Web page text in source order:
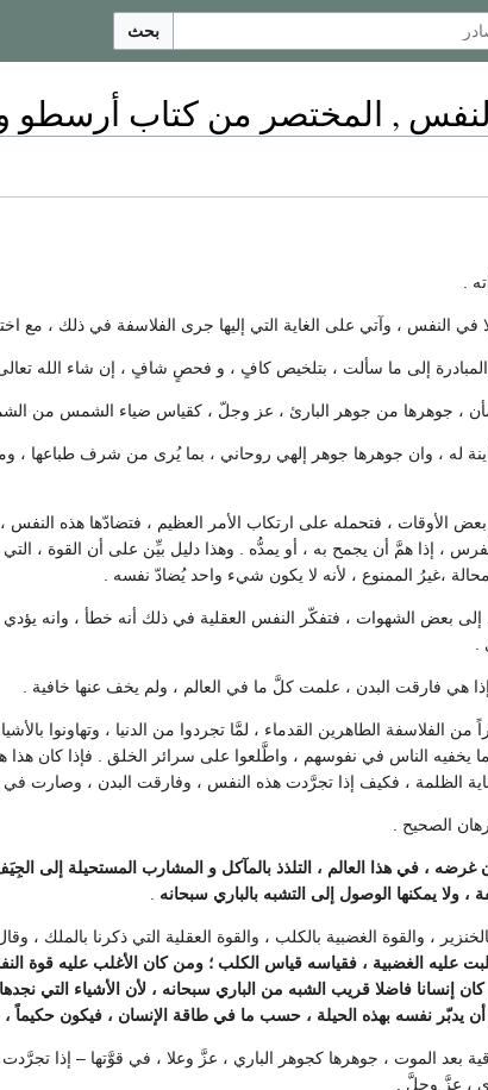
بحث
, المختصر من كتاب أرسطو
.
النفس ، وآتي على الغاية التي إليها جرى الفلاسفة في ذلك ، مع
إلى ما سألت ، بتلخيص كافٍ ، و فحصٍ شافٍ ، إن شاء الله تعالى
، جوهرها من جوهر البارئ ، عز وجلّ ، كقياس ضياء الشمس من
له ، وان جوهرها جوهر إلهي روحاني ، بما يُرى من شرف طباعها ،
الأوقات ، فتحمله على ارتكاب الأمر العظيم ، فتضادّها هذه
، إذا همَّ أن يجمح به ، أو يمدُّه . وهذا دليل بيِّن على أن القوة ،
،غيرُ الممنوع ، لأنه لا يكون شيء واحد يُضادّ نفسه .
إلى بعض الشهوات ، فتفكّر النفس العقلية في ذلك أنه خطأ ، وانه يؤدي
هي فارقت البدن ، علمت كلَّ ما في العالم ، ولم يخف عنها خافية .
الفلاسفة الطاهرين القدماء ، لمَّا تجردوا من الدنيا ، وتهاونوا
يخفيه الناس في نفوسهم ، واطَّلعوا على سرائر الخلق . فإذا كان هذا
الظلمة ، فكيف إذا تجرَّدت هذه النفس ، وفارقت البدن ، وصارت في
الصحيح .
غرضه ، في هذا العالم ، التلذذ بالمآكل و المشارب المستحيلة إلى
ولا يمكنها الوصول إلى التشبه بالباري سبحانه
، والقوة الغضبية بالكلب ، والقوة العقلية التي ذكرنا بالملك ،
الغضبية ، فقياسه قياس الكلب ؛ ومن كان الأغلب عليه قوة النفس
إنسانا فاضلا قريب الشبه من الباري سبحانه ، لأن الأشياء التي
يدبّر نفسه بهذه الحيلة ، حسب ما في طاقة الإنسان ، فيكون حكيماً ،
بعد الموت ، جوهرها كجوهر الباري ، عزَّ وعلا ، في قوَّتها – إذا تجرَّدت
، عزَّ وجلَّ .